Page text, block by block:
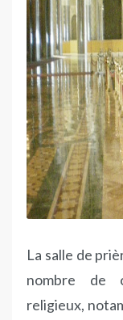
La salle de
nombre de
religieux,